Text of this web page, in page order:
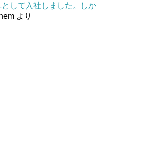
して入社しました。しか
より